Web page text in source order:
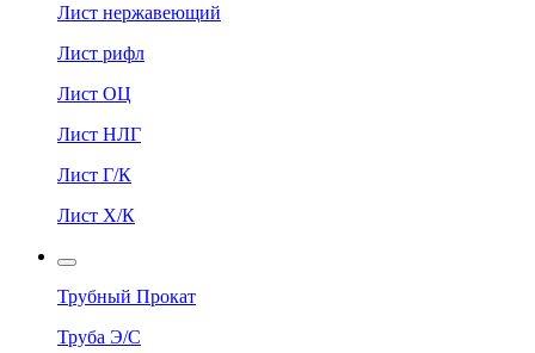
Лист нержавеющий
Лист рифл
Лист ОЦ
Лист НЛГ
Лист Г/К
Лист Х/К
Трубный Прокат
Труба Э/С